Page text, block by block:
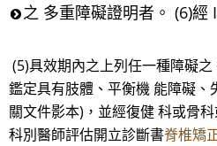
之 多重障礙證明者。 (6)經
(5)具效期內之上列任一種障礙
鑑定具有肢體、平衡機 能障礙、
關文件影本)，並經復健 科或骨
科別醫師評估開立診斷書脊椎矯